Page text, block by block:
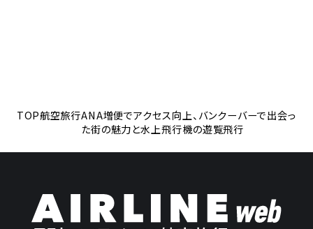
TOP航空旅行ANA増便でアクセス向上、バンクーバーで出会っ
た街の魅力と水上飛行機の遊覧飛行